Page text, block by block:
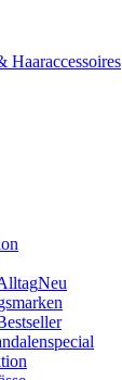
Haaraccessoires
Neu